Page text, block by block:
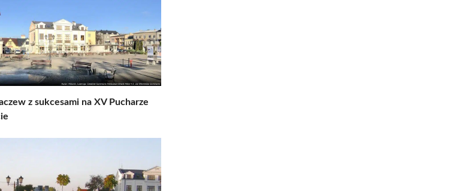
z sukcesami na XV Pucharze